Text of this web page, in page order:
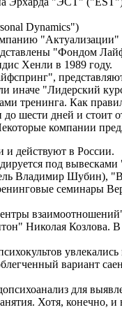
Dynamics")
"Актуализации"
"Фондом
Хенли в 1989 году.
иначе "Лидерский
тренинга. Как
шести дней и стоит
компании
и действуют в России.
под
Владимир Шубин),
семинары
Николая
вариант
для
Хотя, конечно,